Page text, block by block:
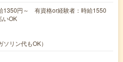
1350円～ 有資格or経験者：時給1550
いOK
リン代もOK）